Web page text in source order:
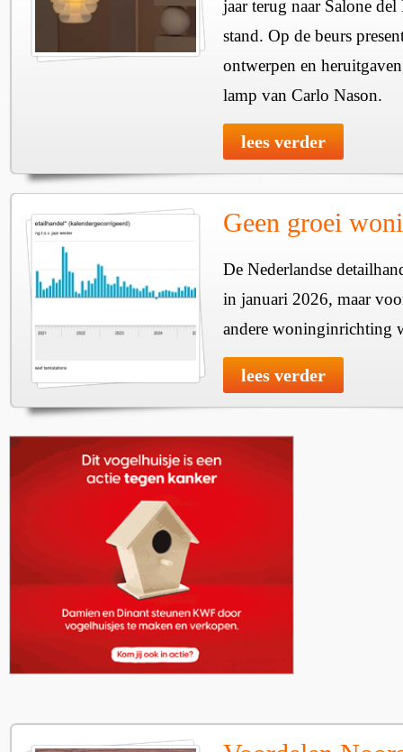
jaar terug naar Salone
stand. Op de beurs
ontwerpen en
lamp van Carlo Nason.
lees verder
Geen groei
De Nederlandse
in januari 2026, maar
andere woninginrichting
lees verder